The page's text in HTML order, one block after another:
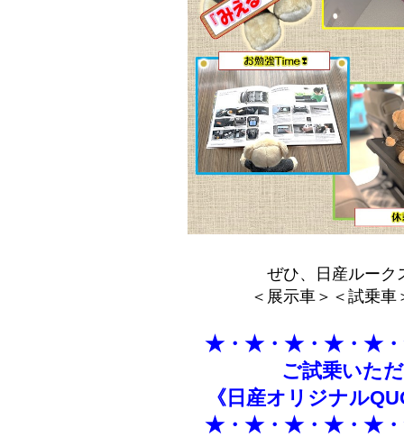
ぜひ、日産ルーク
＜展示車＞＜試乗
★・★・★・★・★
ご試乗いた
《日産オリジナル
★・★・★・★・★